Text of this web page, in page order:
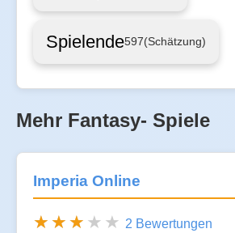
Spielende597(Schätzung)
Mehr Fantasy- Spiele
Imperia Online
2 Bewertungen